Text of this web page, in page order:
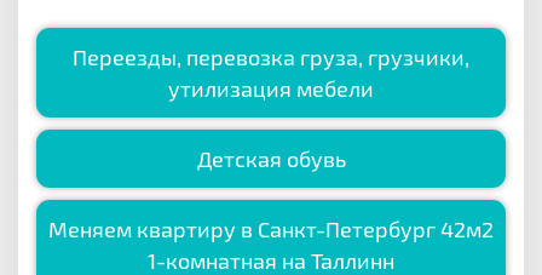
Переезды, перевозка груза, грузчики,
утилизация мебели
Детская обувь
Меняем квартиру в Санкт-Петербург 42м2
1-комнатная на Таллинн